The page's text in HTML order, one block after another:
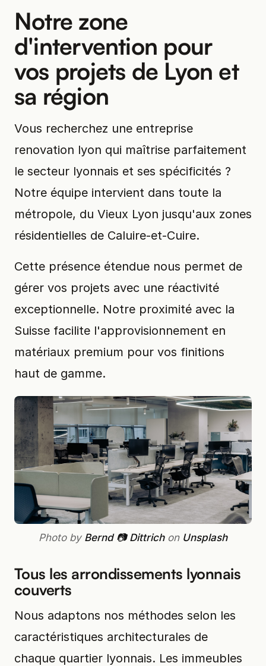
Notre zone
d'intervention pour
vos projets de Lyon et
sa région
Vous recherchez une entreprise
renovation lyon qui maîtrise parfaitement
le secteur lyonnais et ses spécificités ?
Notre équipe intervient dans toute la
métropole, du Vieux Lyon jusqu'aux zones
résidentielles de Caluire-et-Cuire.
Cette présence étendue nous permet de
gérer vos projets avec une réactivité
exceptionnelle. Notre proximité avec la
Suisse facilite l'approvisionnement en
matériaux premium pour vos finitions
haut de gamme.
Photo by Bernd 📷 Dittrichon Unsplash
Tous les arrondissements lyonnais
couverts
Nous adaptons nos méthodes selon les
caractéristiques architecturales de
chaque quartier lyonnais. Les immeubles